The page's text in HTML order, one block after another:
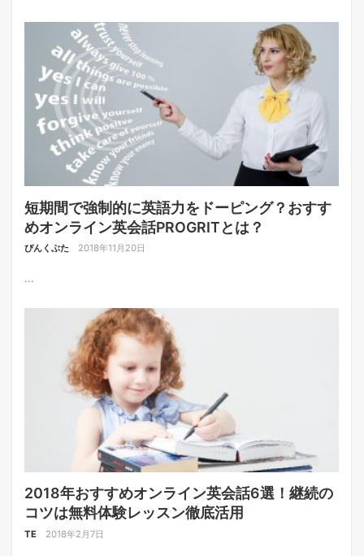
短期間で強制的に英語力をドーピング？おすす
めオンライン英会話PROGRITとは？
ぴんくぶた 2018年11月20日
...
2018年おすすめオンライン英会話6選！継続の
コツは無料体験レッスン徹底活用
TE 2018年2月7日